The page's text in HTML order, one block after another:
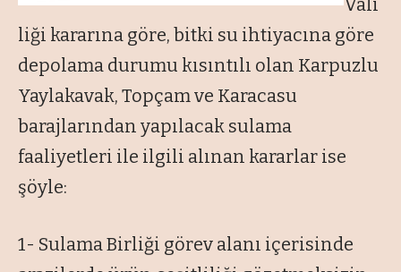
liği kararına göre, bitki su ihtiyacına göre
depolama durumu kısıntılı olan Karpuzlu
Yaylakavak, Topçam ve Karacasu
barajlarından yapılacak sulama
faaliyetleri ile ilgili alınan kararlar ise
şöyle:
1- Sulama Birliği görev alanı içerisinde